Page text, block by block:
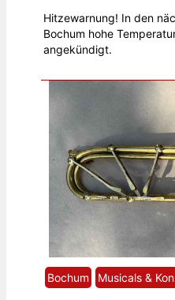
Hitzewarnung! In den
Bochum hohe
angekündigt.
Bochum Musicals &